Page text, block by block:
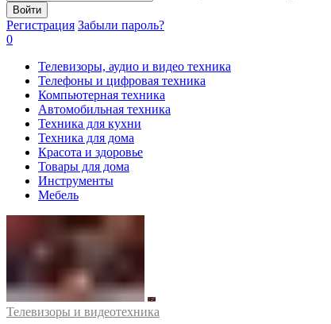
Войти
Регистрация Забыли пароль?
0
Телевизоры, аудио и видео техника
Телефоны и цифровая техника
Компьютерная техника
Автомобильная техника
Техника для кухни
Техника для дома
Красота и здоровье
Товары для дома
Инструменты
Мебель
Телевизоры и видеотехника